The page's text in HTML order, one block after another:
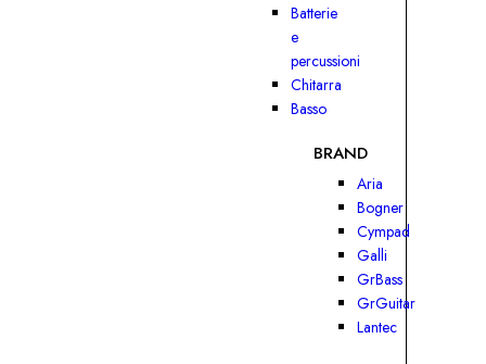
Batterie
e
percussioni
Chitarra
Basso
BRAND
Aria
Bogner
Cympad
Galli
GrBass
GrGuitar
Lantec